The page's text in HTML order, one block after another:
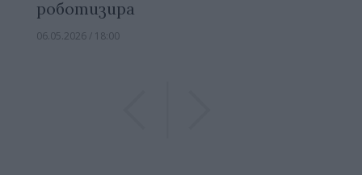
роботизира
06.05.2026 / 18:00